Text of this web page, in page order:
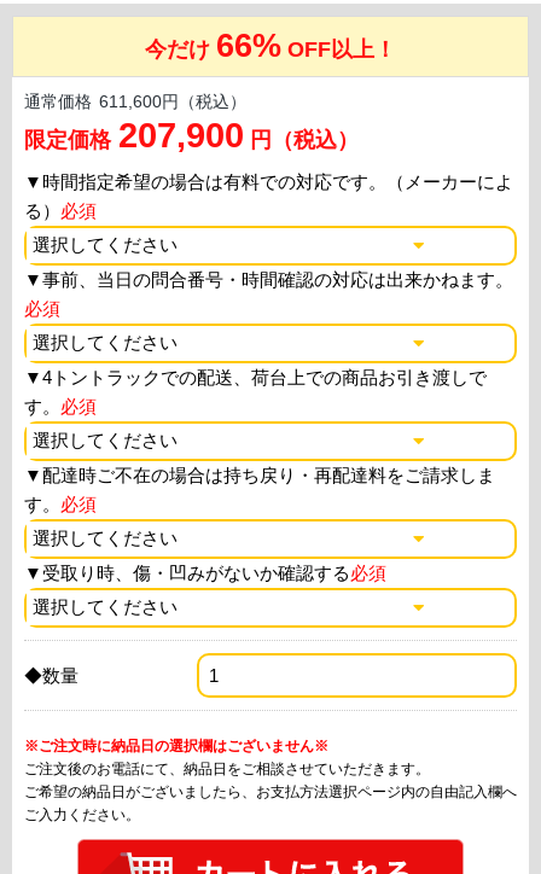
今だけ 66% OFF以上！
通常価格 611,600円（税込）
限定価格 207,900 円（税込）
▼時間指定希望の場合は有料での対応です。（メーカーによ
る） 必須
▼事前、当日の問合番号・時間確認の対応は出来かねます。
必須
▼4トントラックでの配送、荷台上での商品お引き渡しで
す。 必須
▼配達時ご不在の場合は持ち戻り・再配達料をご請求しま
す。 必須
▼ 受取り時、傷・凹みがないか確認する必須
◆数量
※ご注文時に納品日の選択欄はございません※
ご注文後のお電話にて、納品日をご相談させていただきます。
ご希望の納品日がございましたら、お支払方法選択ページ内の自由記入欄へ
ご入力ください。